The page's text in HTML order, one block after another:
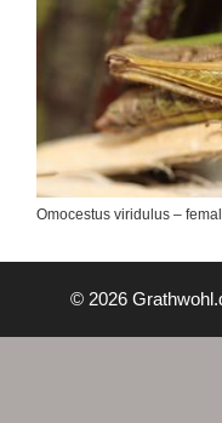
Omocestus viridulus –
© 2026